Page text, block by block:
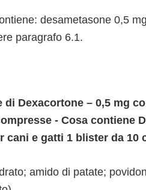
desametasone 0,5
paragrafo 6.1.
di Dexacortone – 0,5 mg
- Cosa contiene
cani e gatti 1 blister da 10
amido di patate;